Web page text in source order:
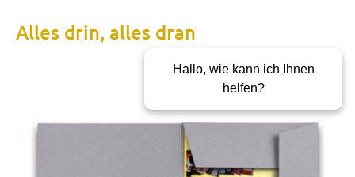
Alles drin, alles dran
Hallo, wie kann ich Ihnen
helfen?